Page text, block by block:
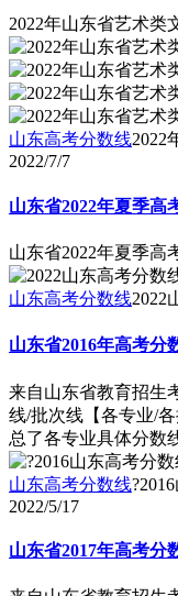
2022年山东省艺术类
山东高考分数线2022
2022/7/7
山东省2022年夏季高
山东省2022年夏季高
山东高考分数线2022
山东省2016年高考分
来自山东省教育招生
线/批次线【各专业/
总了各专业具体分数
山东高考分数线
2022/5/17
山东省2017年高考分